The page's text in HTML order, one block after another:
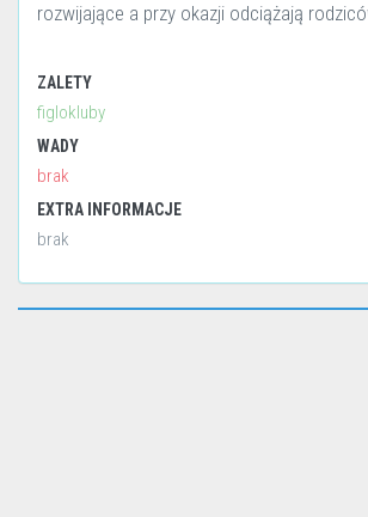
rozwijające a przy okazji odciążają
ZALETY
figlokluby
WADY
brak
EXTRA INFORMACJE
brak